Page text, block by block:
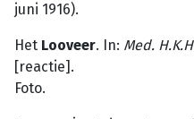
juni 1916).
Het Looveer. In: Med.
[reactie].
Foto.